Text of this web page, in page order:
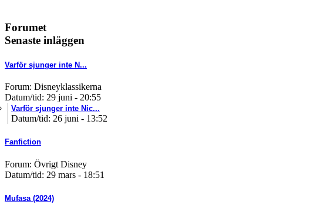
Forumet
Senaste inläggen
Varför sjunger inte N...
Forum: Disneyklassikerna
Datum/tid: 29 juni - 20:55
Varför sjunger inte Nic...
Datum/tid: 26 juni - 13:52
Fanfiction
Forum: Övrigt Disney
Datum/tid: 29 mars - 18:51
Mufasa (2024)